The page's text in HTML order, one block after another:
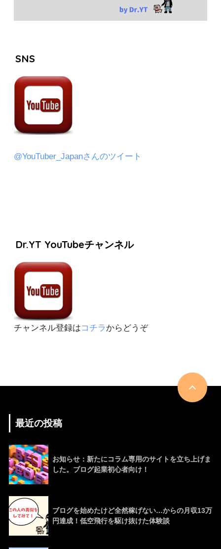
SNS
@YouTuber_Japanさんのツイート
Dr.YT YouTubeチャンネル
チャンネル登録はコチラ からどうぞ
最近の投稿
お知らせ：新たにコラム専用のサイトを立ち上げま
した。ブログ起業初心者向け！
ブログを始めたけど全然稼げない…からの月収13万
円達成！低空飛行を駆け抜けた体験談